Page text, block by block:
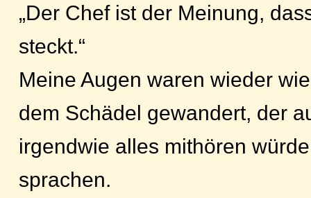
„Der Chef ist der Meinung,
steckt.“
Meine Augen waren wieder
dem Schädel gewandert, der
irgendwie alles mithören
sprachen.